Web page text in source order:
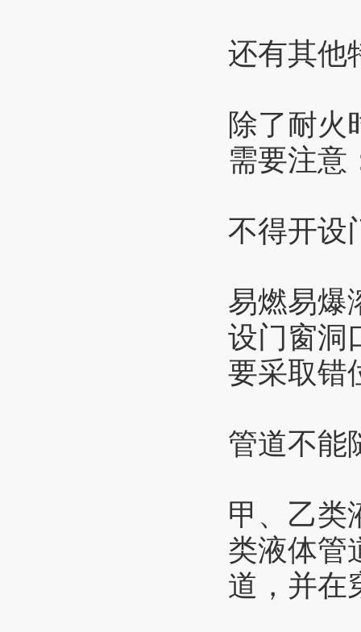
还有其他
除了耐火
需要注意
不得开设
易燃易爆
设门窗洞
要采取错
管道不能
甲、乙类
类液体管
道，并在